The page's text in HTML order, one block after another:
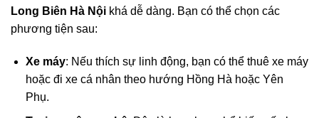
Long Biên Hà Nội khá dễ dàng. Bạn có thể chọn các
phương tiện sau:
Xe máy: Nếu thích sự linh động, bạn có thể thuê xe máy
hoặc đi xe cá nhân theo hướng Hồng Hà hoặc Yên
Phụ.